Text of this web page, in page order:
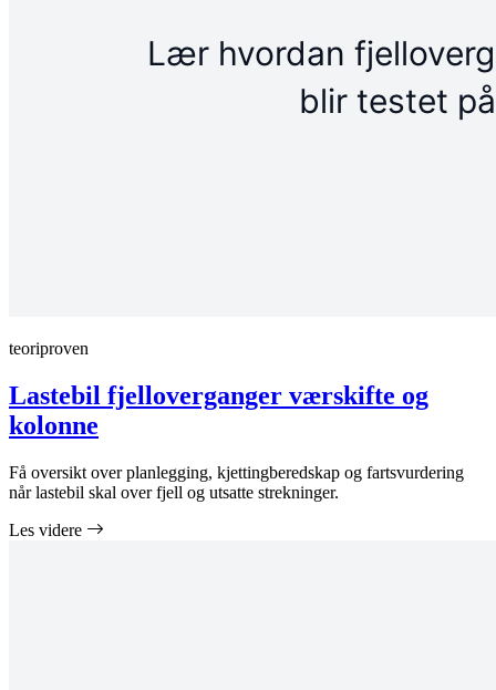
teoriproven
Lastebil fjelloverganger værskifte og
kolonne
Få oversikt over planlegging, kjettingberedskap og fartsvurdering
når lastebil skal over fjell og utsatte strekninger.
Les videre